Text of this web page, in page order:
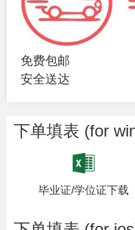
免费包邮
安全送达
下单填表 (for
毕业证/学位证下载